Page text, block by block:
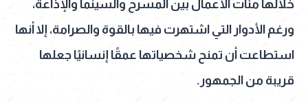
خلالها مئات الأعمال بين المسرح والسينما والإذاعة،
ورغم الأدوار التي اشتهرت فيها بالقوة والصرامة، إلا أنها
استطاعت أن تمنح شخصياتها عمقًا إنسانيًا جعلها
قريبة من الجمهور.